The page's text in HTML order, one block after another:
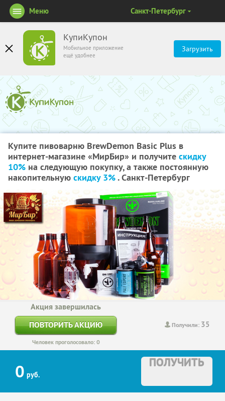
КупиКупон
Мобильное приложение
ещё удобнее
Загрузить
Меню Санкт-Петербург
Купите пивоварню BrewDemon Basic Plus в
интернет-магазине «МирБир» и получите скидку
10% на следующую покупку, а также постоянную
накопительную скидку 3%. Санкт-Петербург
Получили: 35
Акция завершилась
ПОВТОРИТЬ АКЦИЮ
Человек проголосовало: 0
0 руб.
ПОЛУЧИТЬ